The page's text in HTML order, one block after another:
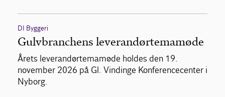
DI Byggeri
Gulvbranchens leverandørtemamøde
Årets leverandørtemamøde holdes den 19.
november 2026 på Gl. Vindinge Konferencecenter i
Nyborg.